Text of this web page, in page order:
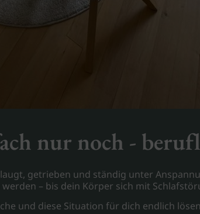
nur noch -
getrieben und ständig unter
– bis dein Körper sich mit
und diese Situation für dich endlich